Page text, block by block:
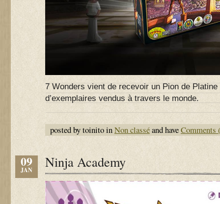
7 Wonders vient de recevoir un Pion de
d’exemplaires vendus à travers le monde.
posted by toinito inNon classéand haveComments
09
JAN Ninja Academy